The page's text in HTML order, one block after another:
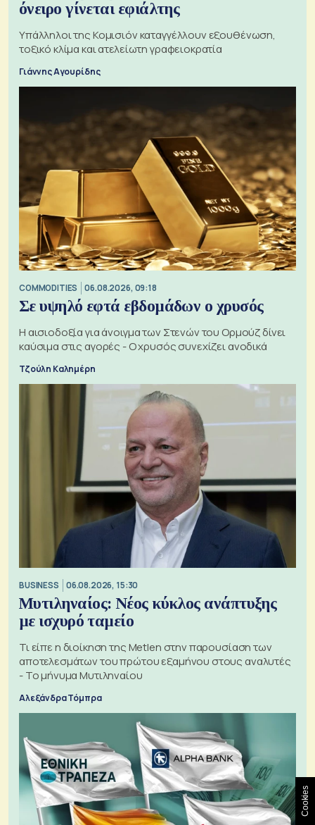
όνειρο γίνεται εφιάλτης
Υπάλληλοι της Κομισιόν καταγγέλλουν εξουθένωση,
τοξικό κλίμα και ατελείωτη γραφειοκρατία
Γιάννης Αγουρίδης
COMMODITIES 06.08.2026, 09:18
Σε υψηλό εφτά εβδομάδων ο χρυσός
Η αισιοδοξία για άνοιγμα των Στενών του Ορμούζ δίνει
καύσιμα στις αγορές - Ο χρυσός συνεχίζει ανοδικά
Τζούλη Καλημέρη
BUSINESS 06.08.2026, 15:30
Μυτιληναίος: Νέος κύκλος ανάπτυξης
με ισχυρό ταμείο
Τι είπε η διοίκηση της Metlen στην παρουσίαση των
αποτελεσμάτων του πρώτου εξαμήνου στους αναλυτές
- Το μήνυμα Μυτιληναίου
Αλεξάνδρα Τόμπρα
Cookies